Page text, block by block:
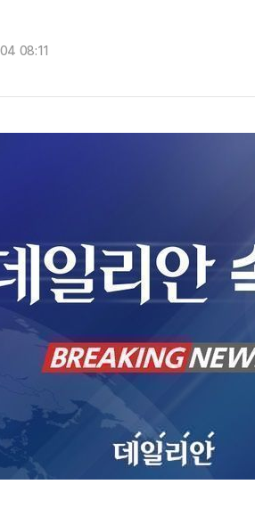
08:11